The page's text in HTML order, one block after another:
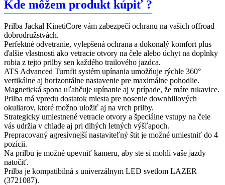
matná
biela
Kde môžem produkt kúpiť ?
Prilba Jackal KinetiCore vám zabezpečí ochranu na vašich offroad
dobrodružstvách.
Perfektné odvetranie, vylepšená ochrana a dokonalý komfort plus
ďalšie vlastnosti ako vetracie otvory na čele alebo úchyt na doplnky
robia z tejto prilby sen každého trailového jazdca.
ATS Advanced Turnfit systém upínania umožňuje rýchle 360°
vertikálne aj horizontálne nastavenie pre maximálne pohodlie.
Magnetická spona uľahčuje upínanie aj v prípade, že máte rukavice.
Prilba má vpredu dostatok miesta pre nosenie downhillových
okuliarov, ktoré možno uložiť aj na vrch prilby.
Strategicky umiestnené vetracie otvory a špeciálne vstupy na čele
vás udržia v chlade aj pri dlhých letných výšľapoch.
Prepracovaný agresívnejší nastaviteľný štit je možné umiestniť do 4
pozícii.
Na prilbu je možné upevniť kameru, aby ste si mohli vaše jazdy
natočiť.
Prilba je kompatibilná s univerzálnym LED svetlom LAZER
(3721087).